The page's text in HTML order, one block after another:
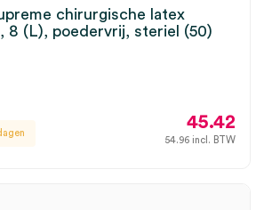
chirurgische latex
8 (L), poedervrij, steriel (50)
45.42
54.96 incl. BTW